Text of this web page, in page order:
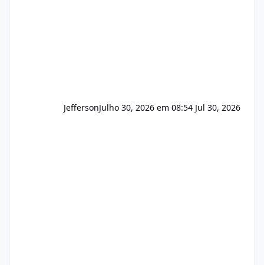
JeffersonJulho 30, 2026 em 08:54 Jul 30, 2026